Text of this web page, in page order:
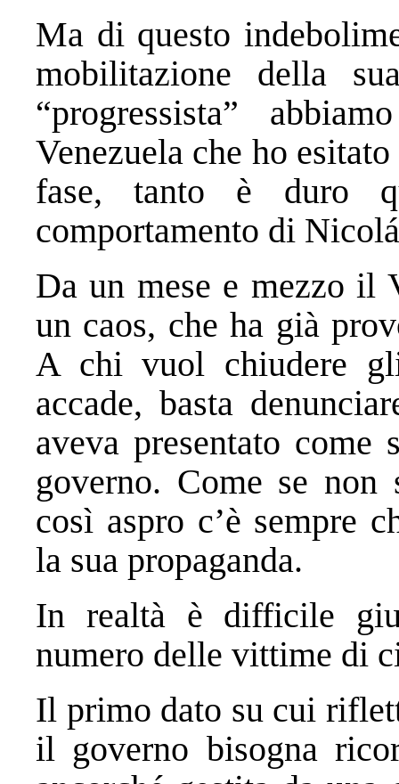
Ma di questo
mobilitazione della
“progressista”
Venezuela che ho
fase, tanto è duro
comportamento di
Da un mese e mezzo il
un caos, che ha già
A chi vuol chiudere
accade, basta
aveva presentato come
governo. Come se
così aspro c’è sempre
la sua propaganda.
In realtà è difficile
numero delle vittime di
Il primo dato su cui
il governo bisogna